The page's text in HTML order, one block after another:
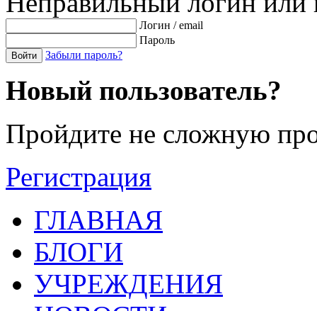
Логин / email
Пароль
Войти Забыли пароль?
Новый пользователь?
Пройдите не сложную
Регистрация
ГЛАВНАЯ
БЛОГИ
УЧРЕЖДЕНИЯ